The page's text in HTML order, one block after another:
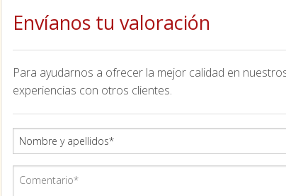
Envíanos tu valoración
Para ayudarnos a ofrecer la mejor calidad en
experiencias con otros clientes.